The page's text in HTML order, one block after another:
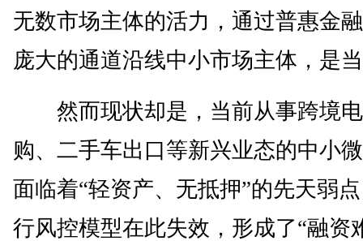
无数市场主体的活力，通过普惠金
庞大的通道沿线中小市场主体，是
然而现状却是，当前从事跨境电
购、二手车出口等新兴业态的中小
面临着“轻资产、无抵押”的先天弱
行风控模型在此失效，形成了“融资